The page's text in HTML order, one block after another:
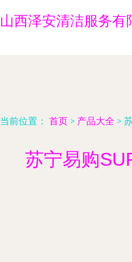
山西泽安清洁服务有
当前位置： 首页 > 产品大全 >
苏宁易购